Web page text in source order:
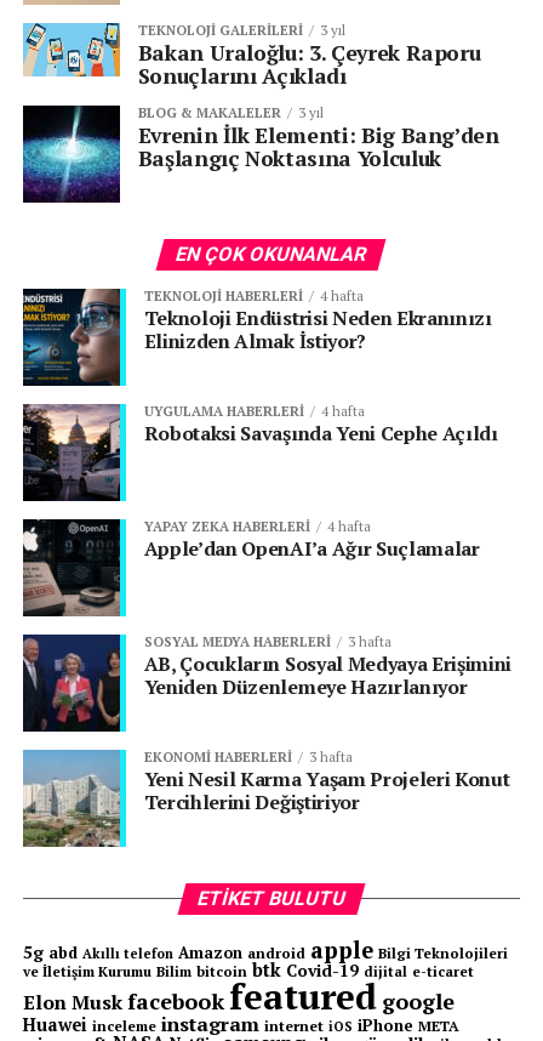
güneş panelleri,
anten mekanizmaları,
robotik kollar,
kilit sistemleri,
Eğer metal yüzeyler kontrolsüz şekilde birbirine
yapışırsa sistem tamamen kilitlenebilir. Bu yüzden
mühendisler:
özel kaplamalar,
yağlayıcılar,
farklı metal alaşımları,
koruyucu yüzey işlemleri
kullanarak soğuk kaynak riskini azaltmaya çalışıyor.
Gelecekte Avantaja Dönüşebilir
mi?
İlginç olan nokta ise şu: Bilim insanları bugün bu
fenomeni sadece bir risk olarak değil, aynı zamanda bir
fırsat olarak da değerlendiriyor.
Gelecekte uzay istasyonları, dev teleskoplar veya
metal birleştirme” teknolojileri geliştirilebilir. Özellikle
için kontrollü soğuk kaynak yöntemleri araştırılıyor.
Soğuk Kaynak
TEKNOLOJI GALERILERI 3 yıl
Bakan Uraloğlu: 3. Çeyrek Raporu
Sonuçlarını Açıkladı
BLOG & MAKALELER 3 yıl
Evrenin İlk Elementi: Big Bang’den
Başlangıç Noktasına Yolculuk
EN ÇOK OKUNANLAR
TEKNOLOJI HABERLERI 4 hafta
Teknoloji Endüstrisi Neden Ekranınızı
Elinizden Almak İstiyor?
UYGULAMA HABERLERI 4 hafta
Robotaksi Savaşında Yeni Cephe Açıldı
YAPAY ZEKA HABERLERI 4 hafta
Apple’dan OpenAI’a Ağır Suçlamalar
SOSYAL MEDYA HABERLERI 3 hafta
AB, Çocukların Sosyal Medyaya Erişimini
Yeniden Düzenlemeye Hazırlanıyor
EKONOMI HABERLERI 3 hafta
Yeni Nesil Karma Yaşam Projeleri Konut
Tercihlerini Değiştiriyor
ETIKET BULUTU
5g abd Akıllı telefon Amazon android apple Bilgi Teknolojileri
ve İletişim Kurumu Bilim bitcoin btk Covid-19 dijital e-ticaret
Elon Muskfacebook featured google
Huawei inceleme instagram internet iOS iPhone META